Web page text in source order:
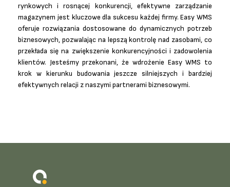
rynkowych i rosnącej konkurencji, efektywne zarządzanie
magazynem jest kluczowe dla sukcesu każdej firmy. Easy WMS
oferuje rozwiązania dostosowane do dynamicznych potrzeb
biznesowych, pozwalając na lepszą kontrolę nad zasobami, co
przekłada się na zwiększenie konkurencyjności i zadowolenia
klientów. Jesteśmy przekonani, że wdrożenie Easy WMS to
krok w kierunku budowania jeszcze silniejszych i bardziej
efektywnych relacji z naszymi partnerami biznesowymi.